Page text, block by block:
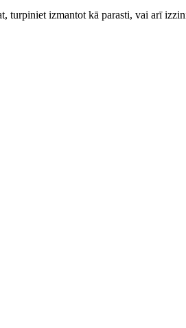
turpiniet izmantot kā parasti, vai arī